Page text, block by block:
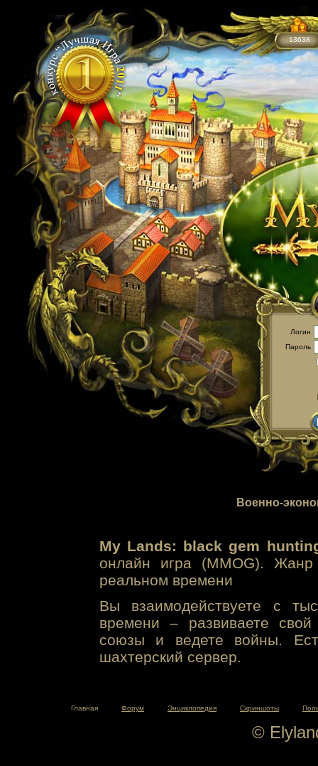
13638
Логин
Пароль
Военно-
My Lands: black gem
онлайн игра (MMOG). Жанр
реальном времени
Вы взаимодействуете с
времени – развиваете свой
союзы и ведете войны.
шахтерский сервер.
Главная Форум Энциклопедия Скриншоты
©